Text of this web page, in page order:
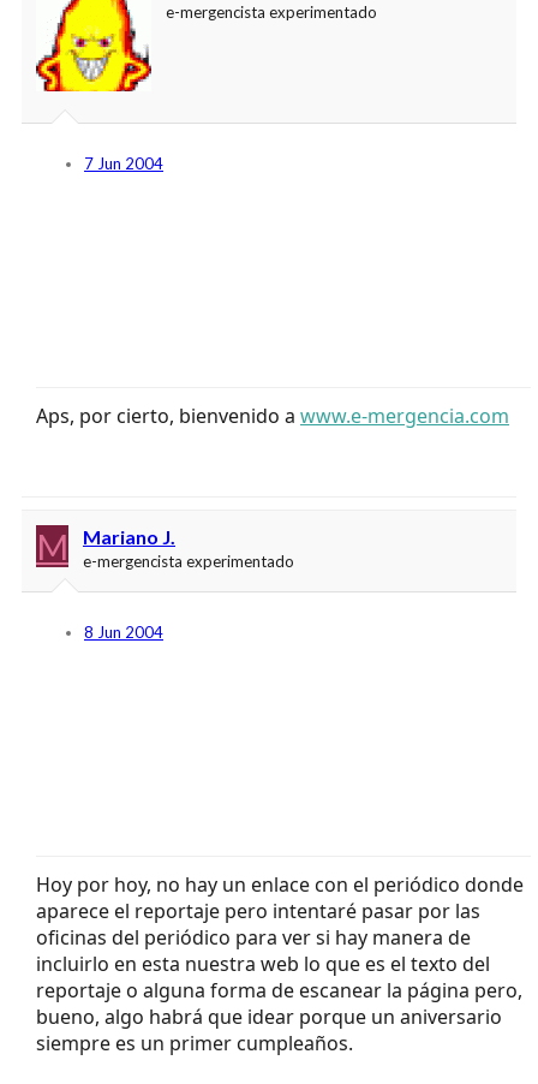
e-mergencista experimentado
7 Jun 2004
Aps, por cierto, bienvenido a www.e-mergencia.com
M Mariano J.
e-mergencista experimentado
8 Jun 2004
Hoy por hoy, no hay un enlace con el periódico donde
aparece el reportaje pero intentaré pasar por las
oficinas del periódico para ver si hay manera de
incluirlo en esta nuestra web lo que es el texto del
reportaje o alguna forma de escanear la página pero,
bueno, algo habrá que idear porque un aniversario
siempre es un primer cumpleaños.